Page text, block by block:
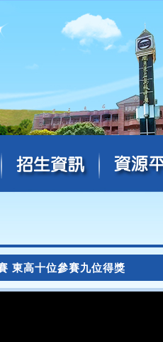
東高十位參賽九位得獎